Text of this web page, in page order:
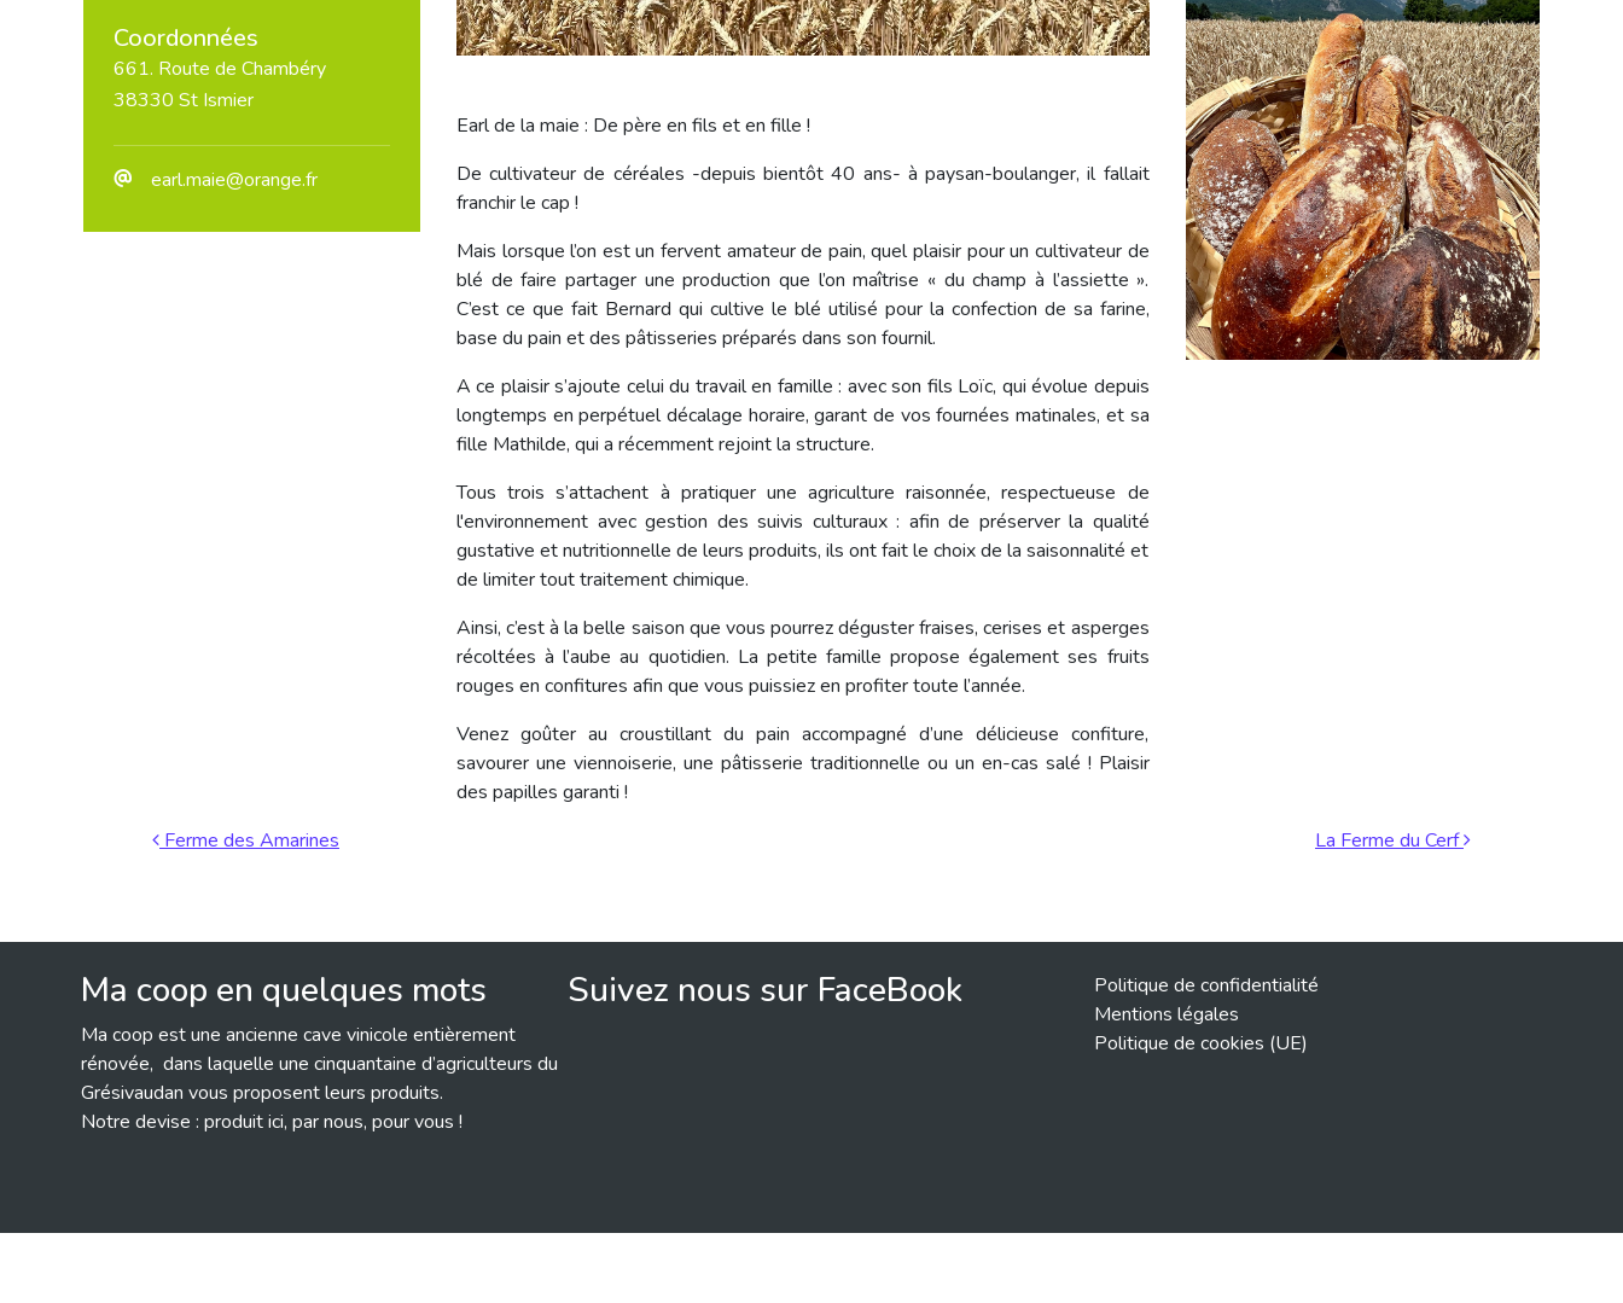
Coordonnées
661. Route de Chambéry
38330 St Ismier
earl.maie@orange.fr
Earl de la maie : De père en fils et en fille !
De cultivateur de céréales -depuis bientôt 40 ans- à paysan-boulanger, il fallait
franchir le cap !
Mais lorsque l’on est un fervent amateur de pain, quel plaisir pour un cultivateur de
blé de faire partager une production que l’on maîtrise « du champ à l’assiette ».
C’est ce que fait Bernard qui cultive le blé utilisé pour la confection de sa farine,
base du pain et des pâtisseries préparés dans son fournil.
A ce plaisir s’ajoute celui du travail en famille : avec son fils Loïc, qui évolue depuis
longtemps en perpétuel décalage horaire, garant de vos fournées matinales, et sa
fille Mathilde, qui a récemment rejoint la structure.
Tous trois s’attachent à pratiquer une agriculture raisonnée, respectueuse de
l'environnement avec gestion des suivis culturaux : afin de préserver la qualité
gustative et nutritionnelle de leurs produits, ils ont fait le choix de la saisonnalité et
de limiter tout traitement chimique.
Ainsi, c’est à la belle saison que vous pourrez déguster fraises, cerises et asperges
récoltées à l’aube au quotidien. La petite famille propose également ses fruits
rouges en confitures afin que vous puissiez en profiter toute l’année.
Venez goûter au croustillant du pain accompagné d’une délicieuse confiture,
savourer une viennoiserie, une pâtisserie traditionnelle ou un en-cas salé ! Plaisir
des papilles garanti !
Ferme des Amarines
La Ferme du Cerf
Ma coop en quelques mots
Ma coop est une ancienne cave vinicole entièrement
rénovée, dans laquelle une cinquantaine d’agriculteurs du
Grésivaudan vous proposent leurs produits.
Notre devise : produit ici, par nous, pour vous !
Suivez nous sur FaceBook
Politique de confidentialité
Mentions légales
Politique de cookies (UE)